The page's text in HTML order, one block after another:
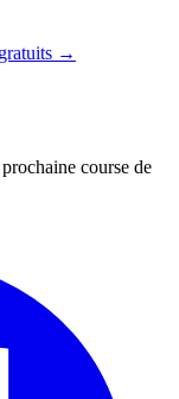
→
course de